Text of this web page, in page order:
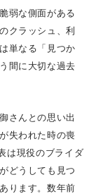
弱な側面がある
クラッシュ、利
単なる「見つか
間に大切な過去
さんとの思い出
失われた時の喪
は現役のブライダ
どうしても見つ
ります。数年前